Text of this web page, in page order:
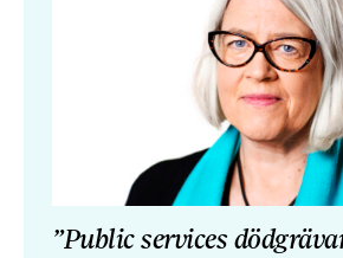
”Public services